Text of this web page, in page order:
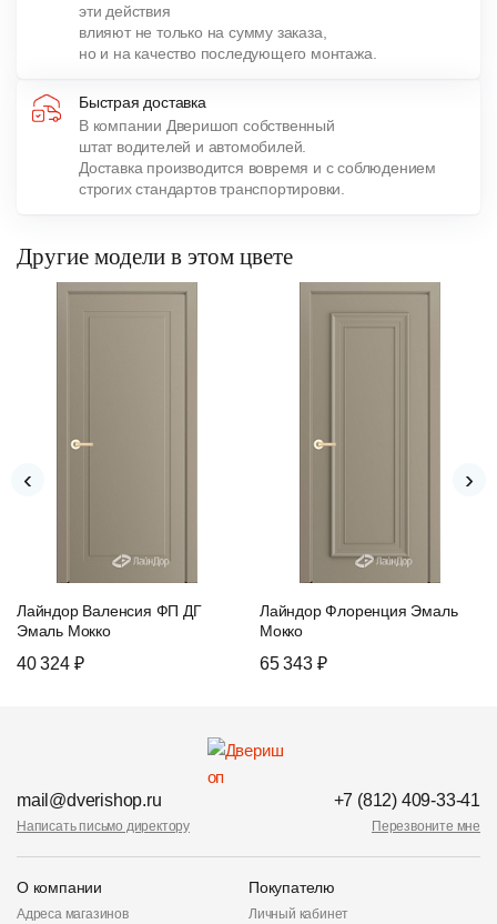
эти действия
влияют не только на сумму заказа,
но и на качество последующего монтажа.
Быстрая доставка
В компании Дверишоп собственный
штат водителей и автомобилей.
Доставка производится вовремя и с соблюдением
строгих стандартов транспортировки.
Другие модели в этом цвете
Лайндор Валенсия ФП ДГ
Эмаль Мокко
40 324 ₽
Лайндор Флоренция Эмаль
Мокко
65 343 ₽
‹ ›
mail@dverishop.ru
Написать письмо директору
+7 (812) 409-33-41
Перезвоните мне
О компании
Адреса магазинов
Покупателю
Личный кабинет